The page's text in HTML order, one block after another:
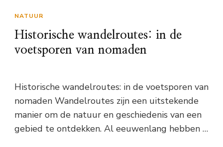
NATUUR
Historische wandelroutes: in de
voetsporen van nomaden
Historische wandelroutes: in de voetsporen van
nomaden Wandelroutes zijn een uitstekende
manier om de natuur en geschiedenis van een
gebied te ontdekken. Al eeuwenlang hebben …